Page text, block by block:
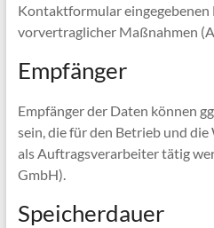
Kontaktformular
vorvertraglicher Maßnahmen
Empfänger
Empfänger der Daten können
sein, die für den Betrieb und
als Auftragsverarbeiter tätig
GmbH).
Speicherdauer